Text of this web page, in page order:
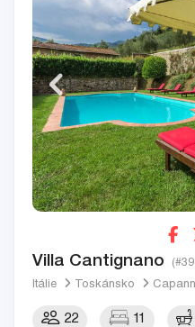
Villa Cantignano
Itálie Toskánsko
22 11